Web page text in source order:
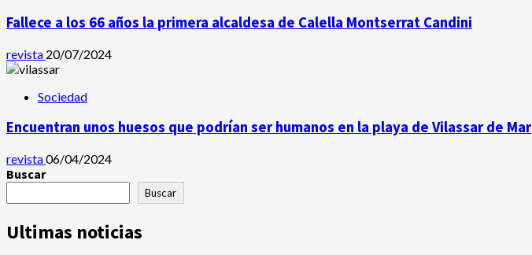
Fallece a los 66 años la primera alcaldesa de Calella Montserrat Candini
revista 20/07/2024
Sociedad
Encuentran unos huesos que podrían ser humanos en la playa de Vilassar de Mar
revista06/04/2024
Buscar
Buscar
Ultimas noticias